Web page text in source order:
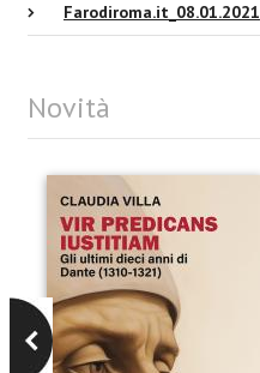
Farodiroma.it_08.01.2021
Novità